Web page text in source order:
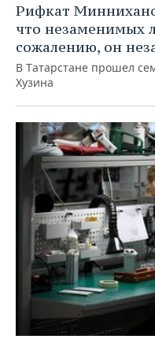
Рифкат
что незаменимых
сожалению, он
В Татарстане прошел
Хузина